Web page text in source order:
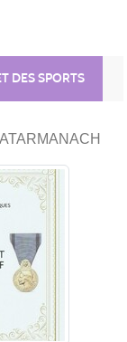
DES SPORTS